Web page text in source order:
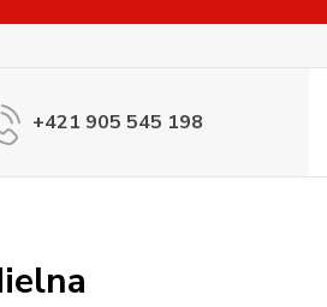
+421 905 545 198